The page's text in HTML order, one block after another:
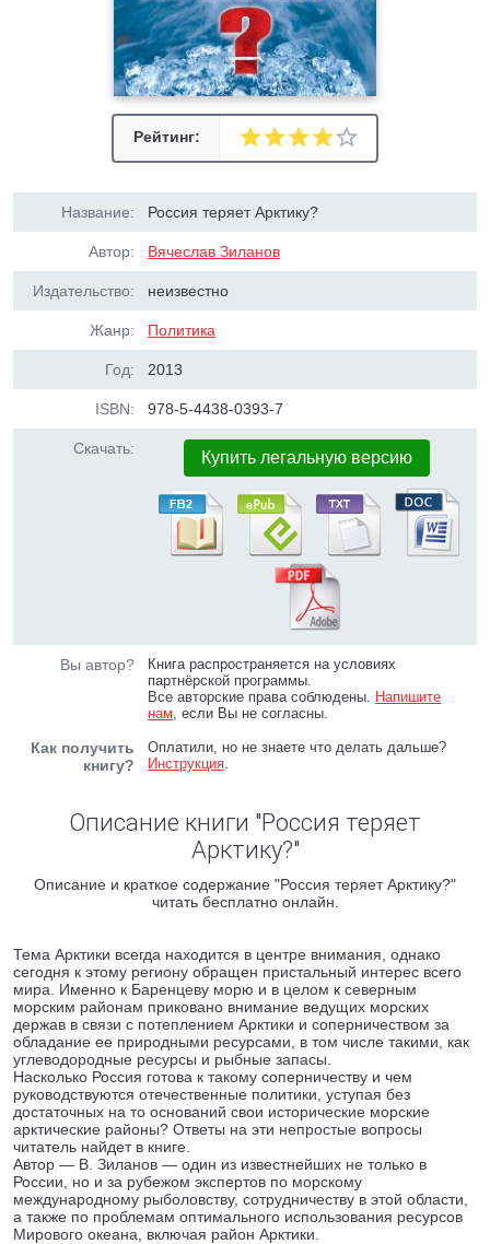
Рейтинг:
Название: Россия теряет Арктику?
Автор: Вячеслав Зиланов
Издательство: неизвестно
Жанр: Политика
Год: 2013
ISBN: 978-5-4438-0393-7
Скачать: Купить легальную версию
Вы автор?
Книга распространяется на условиях
партнёрской программы.
Все авторские права соблюдены. Напишите
нам, если Вы не согласны.
Как получить
книгу?
Оплатили, но не знаете что делать дальше?
Инструкция.
Описание книги "Россия теряет
Арктику?"
Описание и краткое содержание "Россия теряет Арктику?"
читать бесплатно онлайн.
Тема Арктики всегда находится в центре внимания, однако
сегодня к этому региону обращен пристальный интерес всего
мира. Именно к Баренцеву морю и в целом к северным
морским районам приковано внимание ведущих морских
держав в связи с потеплением Арктики и соперничеством за
обладание ее природными ресурсами, в том числе такими, как
углеводородные ресурсы и рыбные запасы.
Насколько Россия готова к такому соперничеству и чем
руководствуются отечественные политики, уступая без
достаточных на то оснований свои исторические морские
арктические районы? Ответы на эти непростые вопросы
читатель найдет в книге.
Автор — В. Зиланов — один из известнейших не только в
России, но и за рубежом экспертов по морскому
международному рыболовству, сотрудничеству в этой области,
а также по проблемам оптимального использования ресурсов
Мирового океана, включая район Арктики.